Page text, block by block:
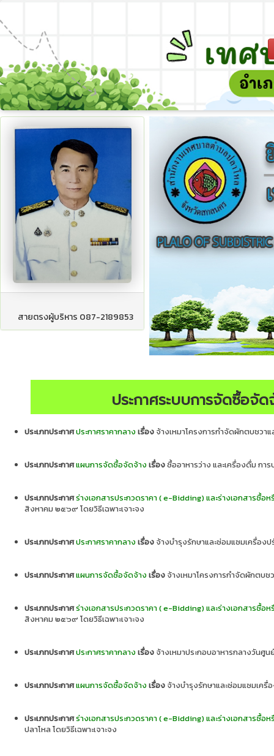
สายตรงผู้บริหาร 087-2189853
ประกาศระบบการจัดซื้อจั
ประเภทประกาศประกาศราคากลางเรื่อง จ้างเหมาโครงการกำจัดผักตบชวาแ
ประเภทประกาศแผนการจัดซื้อจัดจ้างเรื่องซื้ออาหารว่าง และเครื่องดื่ม กา
ประเภทประกาศร่างเอกสารประกวดราคา ( e-Bidding) และร่างเอกสารซื้อ
สิงหาคม ๒๕๖๙ โดยวิธีเฉพาะเจาะจง
ประเภทประกาศประกาศราคากลางเรื่อง จ้างบำรุงรักษาและซ่อมแซมเครื่องป
ประเภทประกาศแผนการจัดซื้อจัดจ้างเรื่อง จ้างเหมาโครงการกำจัดผักตบช
ประเภทประกาศร่างเอกสารประกวดราคา ( e-Bidding) และร่างเอกสารซื้อ
สิงหาคม ๒๕๖๙ โดยวิธีเฉพาะเจาะจง
ประเภทประกาศประกาศราคากลางเรื่อง จ้างเหมาประกอบอาหารกลางวันศู
ประเภทประกาศแผนการจัดซื้อจัดจ้างเรื่อง จ้างบำรุงรักษาและซ่อมแซมเครื่
ประเภทประกาศร่างเอกสารประกวดราคา ( e-Bidding) และร่างเอกสารซื้อ
ปลาโหล โดยวิธีเฉพาะเจาะจง